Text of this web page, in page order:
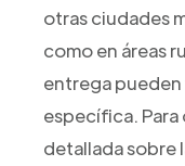
otras ciudades
como en áreas
entrega pueden
específica.
detallada sobre